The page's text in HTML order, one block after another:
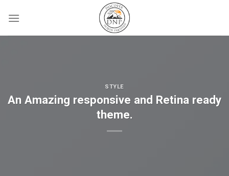
STYLE
An Amazing responsive and Retina ready
theme.